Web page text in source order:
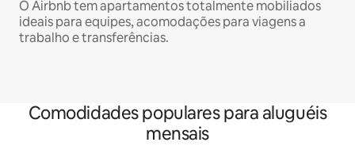
O Airbnb tem apartamentos totalmente mobiliados
ideais para equipes, acomodações para viagens a
trabalho e transferências.
Comodidades populares para aluguéis
mensais